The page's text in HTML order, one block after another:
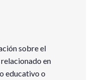
sobre el
en
educativo o